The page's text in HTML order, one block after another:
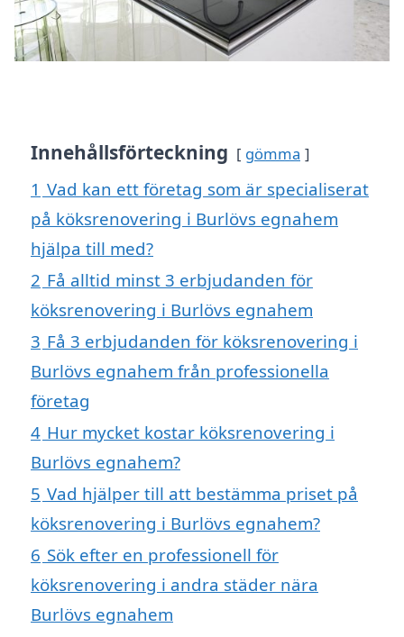
Innehållsförteckning gömma
1 Vad kan ett företag som är specialiserat
på köksrenovering i Burlövs egnahem
hjälpa till med?
2 Få alltid minst 3 erbjudanden för
köksrenovering i Burlövs egnahem
3 Få 3 erbjudanden för köksrenovering i
Burlövs egnahem från professionella
företag
4 Hur mycket kostar köksrenovering i
Burlövs egnahem?
5 Vad hjälper till att bestämma priset på
köksrenovering i Burlövs egnahem?
6 Sök efter en professionell för
köksrenovering i andra städer nära
Burlövs egnahem